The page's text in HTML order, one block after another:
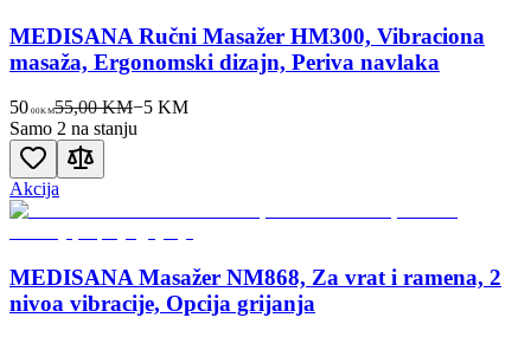
MEDISANA Ručni Masažer HM300, Vibraciona
masaža, Ergonomski dizajn, Periva navlaka
50 00KM55,00 KM−5KM
Samo 2 na stanju
Akcija
MEDISANA Masažer NM868, Za vrat i ramena, 2
nivoa vibracije, Opcija grijanja